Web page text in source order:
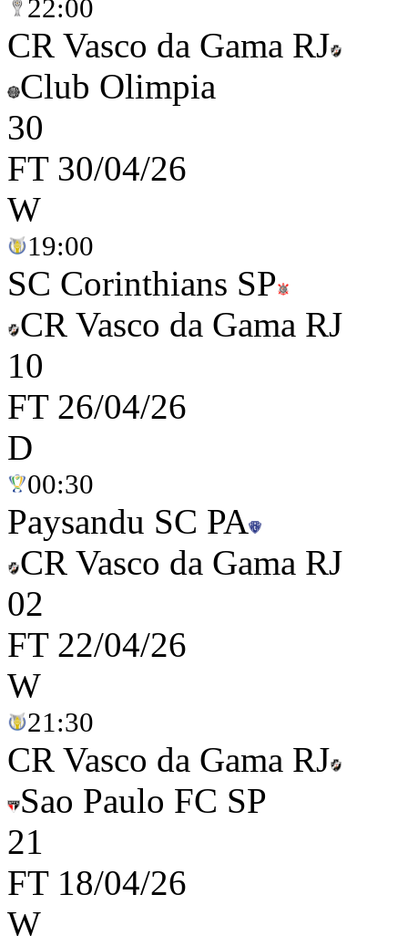
22:00
CR Vasco da Gama RJ
Club Olimpia
30
FT 30/04/26
W
19:00
SC Corinthians SP
CR Vasco da Gama RJ
10
FT 26/04/26
D
00:30
Paysandu SC PA
CR Vasco da Gama RJ
02
FT 22/04/26
W
21:30
CR Vasco da Gama RJ
Sao Paulo FC SP
21
FT 18/04/26
W